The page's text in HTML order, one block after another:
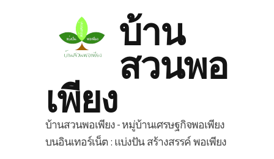
บ้าน
สวนพอ
เพียง
บ้านสวนพอเพียง - หมู่บ้านเศรษฐกิจพอเพียง
บนอินเทอร์เน็ต : แบ่งปัน สร้างสรรค์ พอเพียง